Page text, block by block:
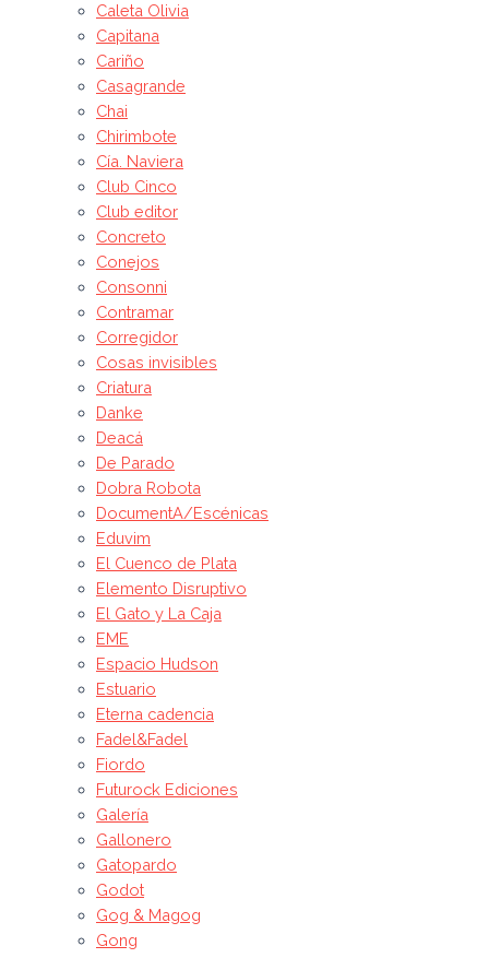
Caleta Olivia
Capitana
Cariño
Casagrande
Chai
Chirimbote
Cía. Naviera
Club Cinco
Club editor
Concreto
Conejos
Consonni
Contramar
Corregidor
Cosas invisibles
Criatura
Danke
Deacá
De Parado
Dobra Robota
DocumentA/Escénicas
Eduvim
El Cuenco de Plata
Elemento Disruptivo
El Gato y La Caja
EME
Espacio Hudson
Estuario
Eterna cadencia
Fadel&Fadel
Fiordo
Futurock Ediciones
Galería
Gallonero
Gatopardo
Godot
Gog & Magog
Gong